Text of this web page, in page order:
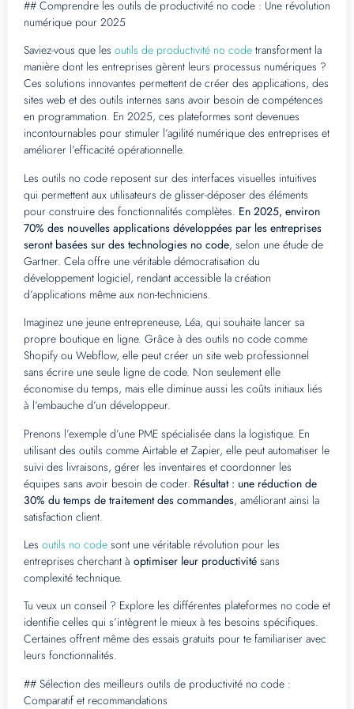
## Comprendre les outils de productivité no code : Une révolution
numérique pour 2025
Saviez-vous que les outils de productivité no code transforment la
manière dont les entreprises gèrent leurs processus numériques ?
Ces solutions innovantes permettent de créer des applications, des
sites web et des outils internes sans avoir besoin de compétences
en programmation. En 2025, ces plateformes sont devenues
incontournables pour stimuler l’agilité numérique des entreprises et
améliorer l’efficacité opérationnelle.
Les outils no code reposent sur des interfaces visuelles intuitives
qui permettent aux utilisateurs de glisser-déposer des éléments
pour construire des fonctionnalités complètes. En 2025, environ
70% des nouvelles applications développées par les entreprises
seront basées sur des technologies no code, selon une étude de
Gartner. Cela offre une véritable démocratisation du
développement logiciel, rendant accessible la création
d’applications même aux non-techniciens.
Imaginez une jeune entrepreneuse, Léa, qui souhaite lancer sa
propre boutique en ligne. Grâce à des outils no code comme
Shopify ou Webflow, elle peut créer un site web professionnel
sans écrire une seule ligne de code. Non seulement elle
économise du temps, mais elle diminue aussi les coûts initiaux liés
à l’embauche d’un développeur.
Prenons l’exemple d’une PME spécialisée dans la logistique. En
utilisant des outils comme Airtable et Zapier, elle peut automatiser le
suivi des livraisons, gérer les inventaires et coordonner les
équipes sans avoir besoin de coder. Résultat : une réduction de
30% du temps de traitement des commandes, améliorant ainsi la
satisfaction client.
Les outils no code sont une véritable révolution pour les
entreprises cherchant à optimiser leur productivité sans
complexité technique.
Tu veux un conseil ? Explore les différentes plateformes no code et
identifie celles qui s’intègrent le mieux à tes besoins spécifiques.
Certaines offrent même des essais gratuits pour te familiariser avec
leurs fonctionnalités.
## Sélection des meilleurs outils de productivité no code :
Comparatif et recommandations